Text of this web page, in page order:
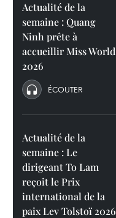
Actualité de la
semaine : Quang
Ninh prête à
accueillir Miss World
2026
ÉCOUTER
Actualité de la
semaine : Le
dirigeant To Lam
reçoit le Prix
international de la
paix Lev Tolstoï 2026